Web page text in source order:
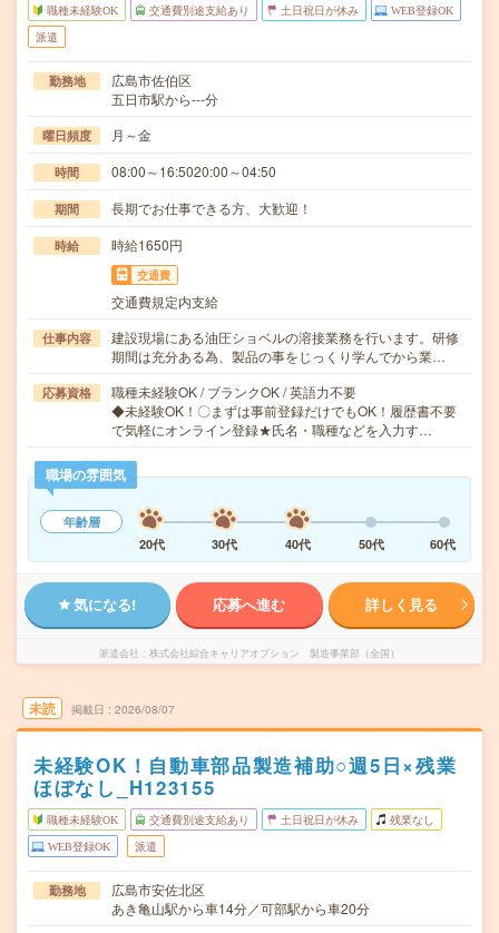
職種未経験OK 交通費別途支給あり 土日祝日が休み WEB登録OK
派遣
勤務地
広島市佐伯区
五日市駅から---分
曜日頻度 月～金
時間 08:00～16:5020:00～04:50
期間 長期でお仕事できる方、大歓迎！
時給 時給1650円
交通費
交通費規定内支給
仕事内容
建設現場にある油圧ショベルの溶接業務を行います。研修
期間は充分ある為、製品の事をじっくり学んでから業…
応募資格
職種未経験OK / ブランクOK / 英語力不要
◆未経験OK！〇まずは事前登録だけでもOK！履歴書不要
で気軽にオンライン登録★氏名・職種などを入力す…
職場の雰囲気
年齢層
20代
30代 40代 50代 60代
気になる! 応募へ進む 詳しく見る
派遣会社 株式会社綜合キャリアオプション 製造事業部（全国）
未読 掲載日 2026/08/07
未経験OK！自動車部品製造補助○週5日×残業
ほぼなし_H123155
職種未経験OK 交通費別途支給あり 土日祝日が休み 残業なし
WEB登録OK 派遣
勤務地
広島市安佐北区
あき亀山駅から車14分／可部駅から車20分